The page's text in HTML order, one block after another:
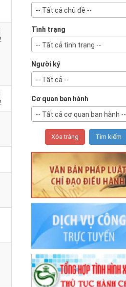
-- Tất cả chủ đề --
Tình trạng
-- Tất cả tình trạng --
Người ký
-- Tất cả --
Cơ quan ban hành
-- Tất cả cơ quan ban hành --